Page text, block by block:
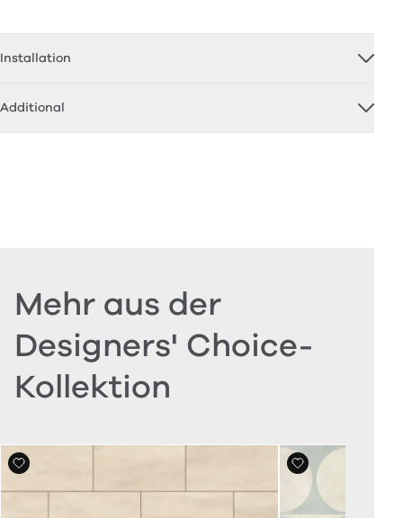
Installation
Additional
Mehr aus der
Designers' Choice-
Kollektion